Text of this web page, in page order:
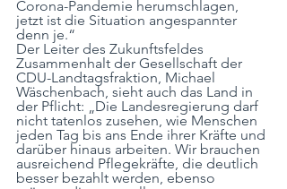
Corona-Pandemie herumschlagen,
jetzt ist die Situation angespannter
denn je.“
Der Leiter des Zukunftsfeldes
Zusammenhalt der Gesellschaft der
CDU-Landtagsfraktion, Michael
Wäschenbach, sieht auch das Land in
der Pflicht: „Die Landesregierung darf
nicht tatenlos zusehen, wie Menschen
jeden Tag bis ans Ende ihrer Kräfte und
darüber hinaus arbeiten. Wir brauchen
ausreichend Pflegekräfte, die deutlich
besser bezahlt werden, ebenso